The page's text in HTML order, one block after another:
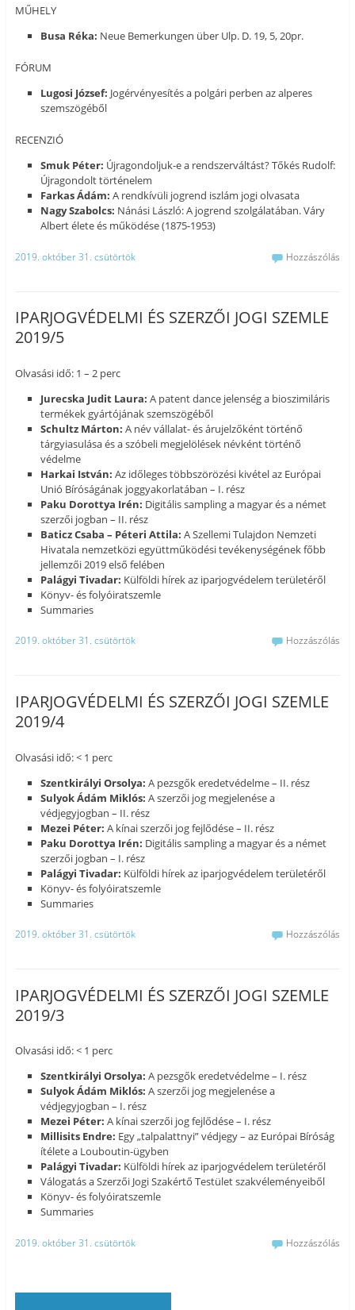
MŰHELY
Busa Réka: Neue Bemerkungen über Ulp. D. 19, 5, 20pr.
FÓRUM
Lugosi József: Jogérvényesítés a polgári perben az alperes
szemszögéből
RECENZIÓ
Smuk Péter: Újragondoljuk-e a rendszerváltást? Tőkés Rudolf:
Újragondolt történelem
Farkas Ádám: A rendkívüli jogrend iszlám jogi olvasata
Nagy Szabolcs: Nánási László: A jogrend szolgálatában. Váry
Albert élete és működése (1875-1953)
2019. október 31. csütörtök Hozzászólás
IPARJOGVÉDELMI ÉS SZERZŐI JOGI SZEMLE
2019/5
Olvasási idő: 1 – 2 perc
Jurecska Judit Laura: A patent dance jelenség a bioszimiláris
termékek gyártójának szemszögéből
Schultz Márton: A név vállalat- és árujelzőként történő
tárgyiasulása és a szóbeli megjelölések névként történő
védelme
Harkai István:Az időleges többszörözési kivétel az Európai
Unió Bíróságának joggyakorlatában – I. rész
Paku Dorottya Irén: Digitális sampling a magyar és a német
szerzői jogban – II. rész
Baticz Csaba – Péteri Attila: A Szellemi Tulajdon Nemzeti
Hivatala nemzetközi együttműködési tevékenységének főbb
jellemzői 2019 első felében
Palágyi Tivadar: Külföldi hírek az iparjogvédelem területéről
Könyv- és folyóiratszemle
Summaries
2019. október 31. csütörtök Hozzászólás
IPARJOGVÉDELMI ÉS SZERZŐI JOGI SZEMLE
2019/4
Olvasási idő: < 1 perc
Szentkirályi Orsolya: A pezsgők eredetvédelme – II. rész
Sulyok Ádám Miklós: A szerzői jog megjelenése a
védjegyjogban – II. rész
Mezei Péter: A kínai szerzői jog fejlődése – II. rész
Paku Dorottya Irén: Digitális sampling a magyar és a német
szerzői jogban – I. rész
Palágyi Tivadar: Külföldi hírek az iparjogvédelem területéről
Könyv- és folyóiratszemle
Summaries
2019. október 31. csütörtök Hozzászólás
IPARJOGVÉDELMI ÉS SZERZŐI JOGI SZEMLE
2019/3
Olvasási idő: < 1 perc
Szentkirályi Orsolya: A pezsgők eredetvédelme – I. rész
Sulyok Ádám Miklós: A szerzői jog megjelenése a
védjegyjogban – I. rész
Mezei Péter: A kínai szerzői jog fejlődése – I. rész
Millisits Endre: Egy „talpalattnyi” védjegy – az Európai Bíróság
ítélete a Louboutin-ügyben
Palágyi Tivadar: Külföldi hírek az iparjogvédelem területéről
Válogatás a Szerzői Jogi Szakértő Testület szakvéleményeiből
Könyv- és folyóiratszemle
Summaries
2019. október 31. csütörtök Hozzászólás